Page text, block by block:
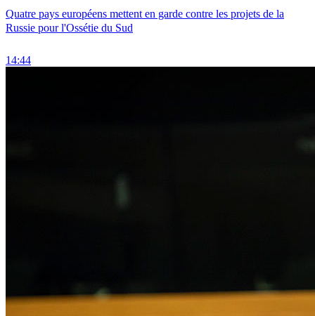
Quatre pays européens mettent en garde contre les projets de la
Russie pour l'Ossétie du Sud
14:44